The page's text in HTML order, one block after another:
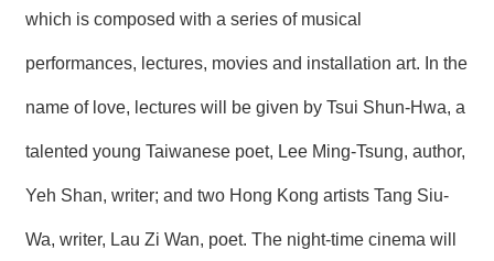
which is composed with a series of musical
performances, lectures, movies and installation art. In the
name of love, lectures will be given by Tsui Shun-Hwa, a
talented young Taiwanese poet, Lee Ming-Tsung, author,
Yeh Shan, writer; and two Hong Kong artists Tang Siu-
Wa, writer, Lau Zi Wan, poet. The night-time cinema will